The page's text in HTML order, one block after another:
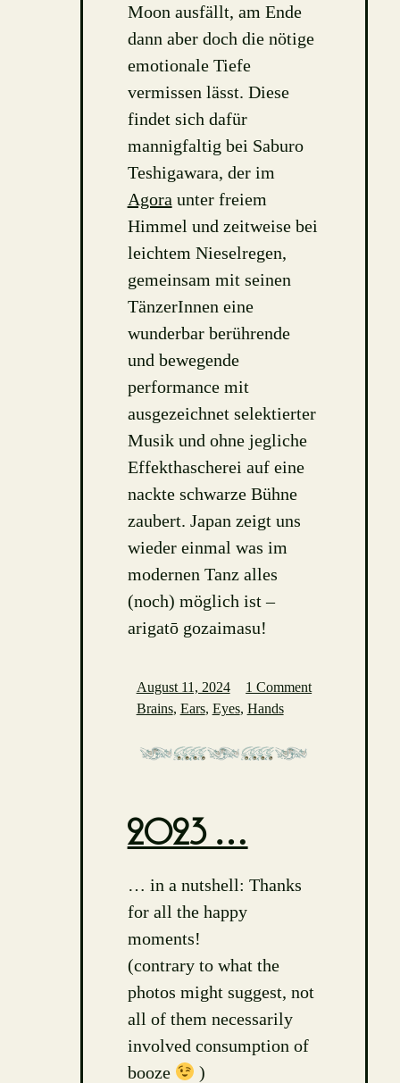
Moon ausfällt, am Ende
dann aber doch die nötige
emotionale Tiefe
vermissen lässt. Diese
findet sich dafür
mannigfaltig bei Saburo
Teshigawara, der im
Agora unter freiem
Himmel und zeitweise bei
leichtem Nieselregen,
gemeinsam mit seinen
TänzerInnen eine
wunderbar berührende
und bewegende
performance mit
ausgezeichnet selektierter
Musik und ohne jegliche
Effekthascherei auf eine
nackte schwarze Bühne
zaubert. Japan zeigt uns
wieder einmal was im
modernen Tanz alles
(noch) möglich ist –
arigatō gozaimasu!
August 11, 2024
1 Comment
Brains, Ears, Eyes, Hands
2023 …
… in a nutshell: Thanks
for all the happy
moments!
(contrary to what the
photos might suggest, not
all of them necessarily
involved consumption of
booze
)